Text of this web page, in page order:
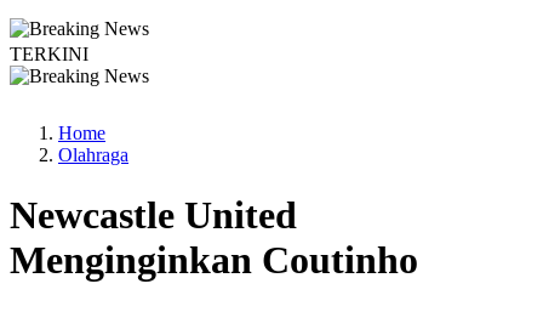
TERKINI
Home
Olahraga
Newcastle United
Menginginkan Coutinho